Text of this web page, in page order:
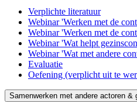
Verplichte literatuur
Webinar 'Werken met de
Webinar 'Werken met de
Webinar 'Wat helpt
Webinar 'Wat met andere
Evaluatie
Oefening (verplicht uit te
Samenwerken met andere actoren &